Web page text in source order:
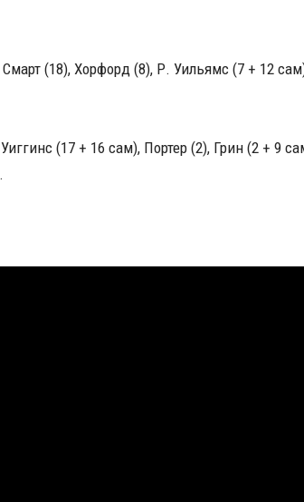
(18), Хорфорд (8), Р. Уильямс (7 + 12
(17 + 16 сам), Портер (2), Грин (2 + 9